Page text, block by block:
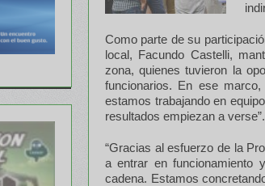
Como parte de su
local, Facundo Castelli,
zona, quienes tuvieron la
funcionarios. En ese
estamos trabajando en
resultados empiezan a verse”.
“Gracias al esfuerzo de la
a entrar en funcionamiento
cadena. Estamos